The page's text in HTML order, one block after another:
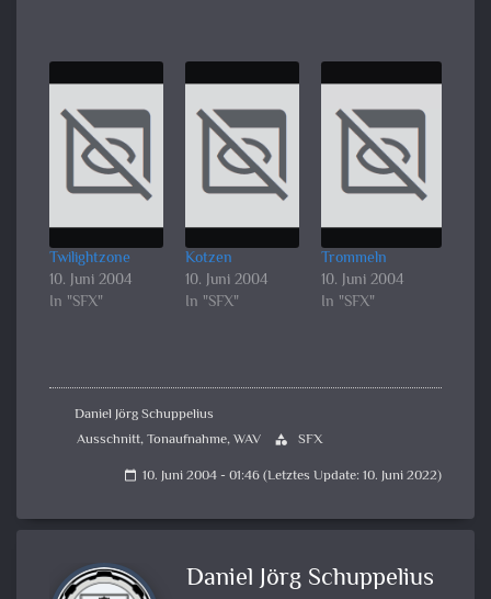
Twilightzone
10. Juni 2004
In "SFX"
Kotzen
10. Juni 2004
In "SFX"
Trommeln
10. Juni 2004
In "SFX"
Daniel Jörg Schuppelius
Ausschnitt,Tonaufnahme,WAV category SFX
calendar_today 10. Juni 2004 - 01:46 (Letztes Update: 10. Juni 2022)
Daniel Jörg Schuppelius